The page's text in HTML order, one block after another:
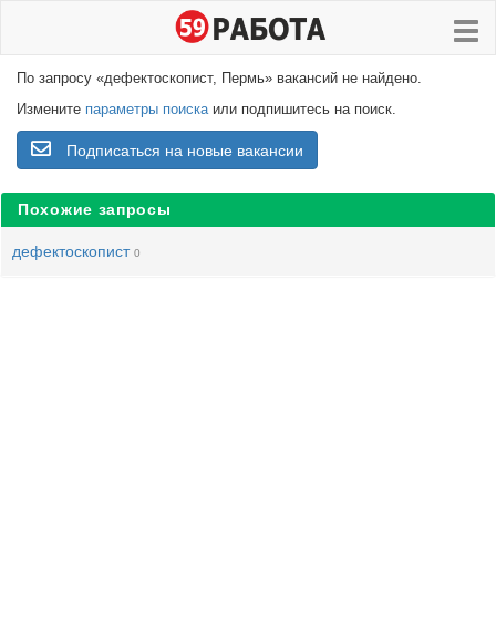
По запросу «дефектоскопист, Пермь» вакансий не найдено.
Измените параметры поискаили подпишитесь на поиск.
Подписаться на новые вакансии
Похожие запросы
дефектоскопист 0